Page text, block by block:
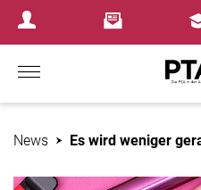
Login Menu
News Es wird weniger